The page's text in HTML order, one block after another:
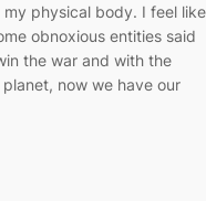
physical body. I feel like
obnoxious entities said
the war and with the
now we have our